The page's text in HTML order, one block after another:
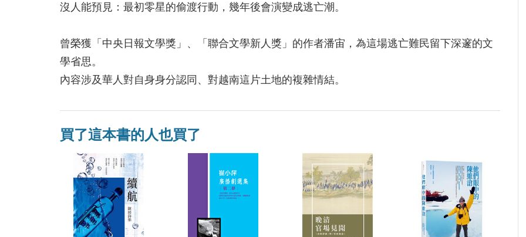
沒人能預見：最初零星的偷渡行動，幾年後會演變成逃亡潮。
曾榮獲「中央日報文學獎」、「聯合文學新人獎」的作者潘宙，為這場逃亡難民留下深邃的文
學省思。
內容涉及華人對自身身分認同、對越南這片土地的複雜情結。
買了這本書的人也買了